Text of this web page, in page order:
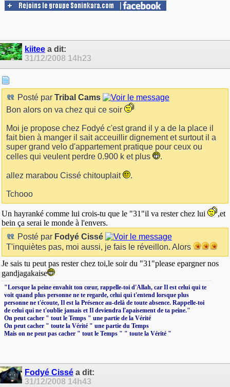
kiitee a dit:
31/12/2008 14h23
Posté par Tribal Cams
Bon alors on va chez qui ce soir
Moi je propose chez Fodyé c'est grand il y a de la place il
fait bien à manger il sait acceuillir dignement et surtout il a
super grand velo d'appartement pratique pour ceux ou
celles qui veulent perdre 0.900 k et plus
.
allez marabou Cissé chitouplait .
Tchooo
Un hayranké comme lui crois-tu que le "31"il va rester chez lui
,et
bein ça serai le monde à l'envers.
Posté par Fodyé Cissé
T'inquiètes pas, moi aussi, je fais le réveillon. Alors
Je sais tu peut pas rester chez toi,le soir du "31"please epargner nos
gandjagakaise
‎"Lorsque la peine envahit ton cœur, rappelle-toi d'Allah, car Il est celui qui te
voit quand plus personne ne te regarde, celui qui t'entend lorsque plus
personne ne t'écoute, Il est la Présence au-delà de toute absence. Rappelle-toi
de celui qui ne t'oublie jamais et Il deviendra l'apaisement de ta peine."
On peut cacher " tout le Temps " une partie de la Vérité
On peut cacher " toute la Vérité " une partie du Temps
Mais on ne peut pas cacher " tout le Temps " " toute la Vérité "
Fodyé Cissé a dit:
31/12/2008 14h43